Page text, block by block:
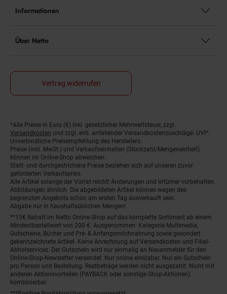
Informationen
Über Netto
Vertrag widerrufen
Fußnoten
*Alle Preise in Euro (€) inkl. gesetzlicher Mehrwertsteuer, zzgl.
Versandkosten und zzgl. evtl. anfallender Versandkostenzuschläge. UVP:
Unverbindliche Preisempfehlung des Herstellers.
Preise (inkl. MwSt.) und Verkaufseinheiten (Stückzahl/Mengeneinheit)
können im Online-Shop abweichen.
Statt- und durchgestrichene Preise beziehen sich auf unseren zuvor
geforderten Verkaufspreis.
Alle Artikel solange der Vorrat reicht! Änderungen und Irrtümer vorbehalten.
Abbildungen ähnlich. Die abgebildeten Artikel können wegen des
begrenzten Angebots schon am ersten Tag ausverkauft sein.
Abgabe nur in haushaltsüblichen Mengen!
**15€ Rabatt im Netto Online-Shop auf das komplette Sortiment ab einem
Mindestbestellwert von 200 €. Ausgenommen: Kategorie Multimedia,
Gutscheine, Bücher und Pre- & Anfangsmilchnahrung sowie gesondert
gekennzeichnete Artikel. Keine Anrechnung auf Versandkosten und Filial-
Abholservices. Der Gutschein wird nur einmalig an Neuanmelder für den
Online-Shop-Newsletter versendet. Nur online einlösbar. Nur ein Gutschein
pro Person und Bestellung. Restbeträge werden nicht ausgezahlt. Nicht mit
anderen Aktionsvorteilen (PAYBACK oder sonstige Shop-Aktionen)
kombinierbar.